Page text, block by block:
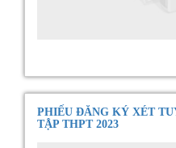
PHIẾU ĐĂNG KÝ XÉT TUYỂN THEO KẾT QUẢ HỌC
TẬP THPT 2023